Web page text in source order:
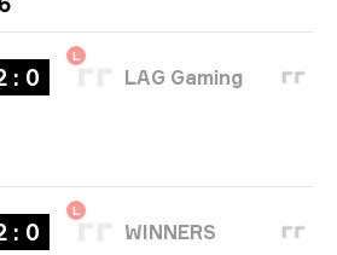
: 0
L
LAG Gaming
: 0
L
WINNERS